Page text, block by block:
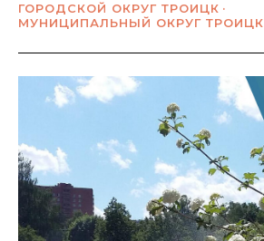
ГОРОДСКОЙ ОКРУГ ТРОИЦК
МУНИЦИПАЛЬНЫЙ ОКРУГ ТРОИЦК